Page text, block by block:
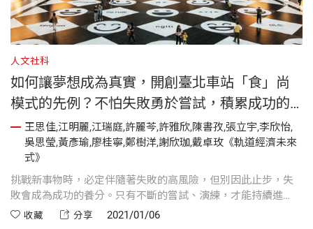
人文社科
如何讓夢想成為真實，開創臺北車站「食」尚
模式的先例？不怕失敗勇於嘗試，積累成功的
養分王思佳,江明麗,江瑞庭,許麗芩,許雅欣,陳書孜,張立宇,李欣怡,
吳思瑩,黃彥瑜,廖桂寧,鄭樹洋,謝欣珈,戴卓玫《軌道經濟未來
式》
挑戰新事物時，必定伴隨著失敗的高風險，但別因此止步，失
敗會成為成功的養分。只有不斷的嘗試、演練，才能持續進
步。收藏 分享 2021/01/06